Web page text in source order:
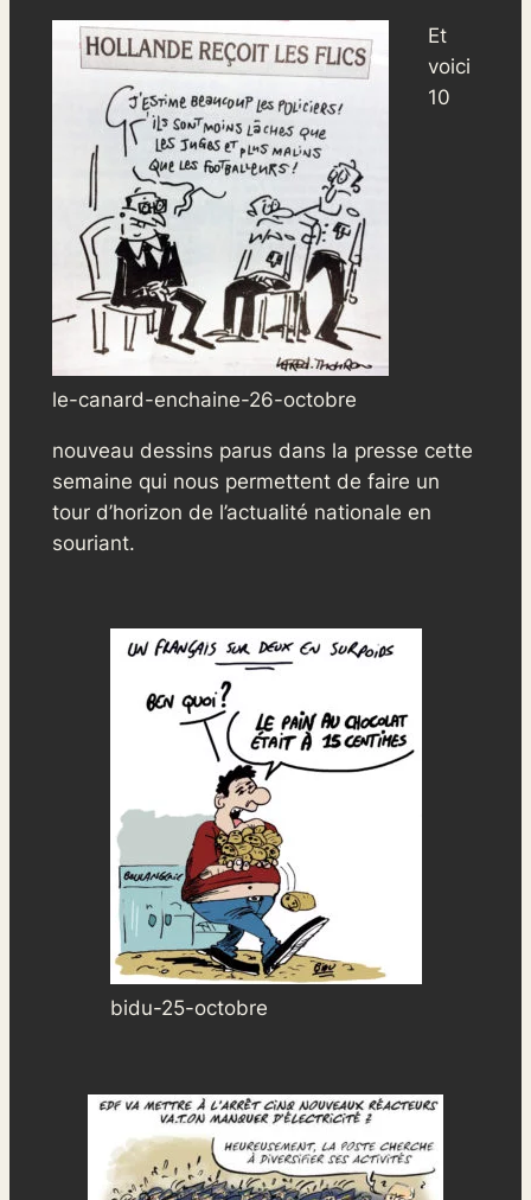
le-canard-enchaine-26-octobre
Et
voici
10
nouveau dessins parus dans la presse cette
semaine qui nous permettent de faire un
tour d’horizon de l’actualité nationale en
souriant.
bidu-25-octobre